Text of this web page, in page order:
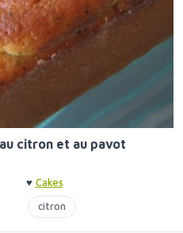
citron et au pavot
♥ Cakes
citron